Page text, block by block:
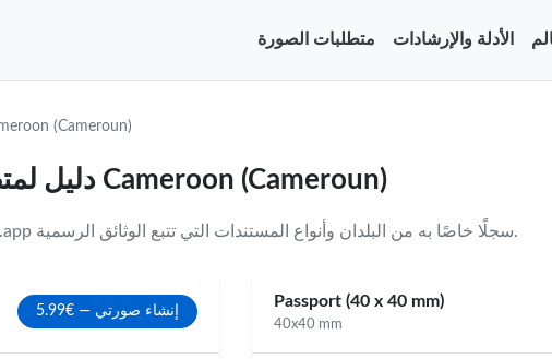
متطلبات الصورة الأدلة والإرشادات
(Cameroun)
دليل لمتطلبات تنسيقات وأحجام الصور لـ Cameroon (Cameroun)
Cameroon (Cameroun) — يستخدم Photopassport.app سجلًا خاصًا به من البلدان وأنواع المستندات التي تتبع الوثائق الرسمية.
إنشاء صورتي — €5.99
Passport (40 x 40 mm)
40x40 mm